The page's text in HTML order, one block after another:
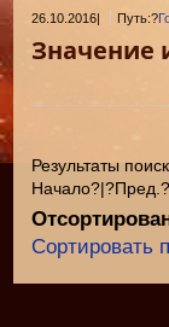
26.10.2016 Путь:?
Значение
Результаты
Сортировать